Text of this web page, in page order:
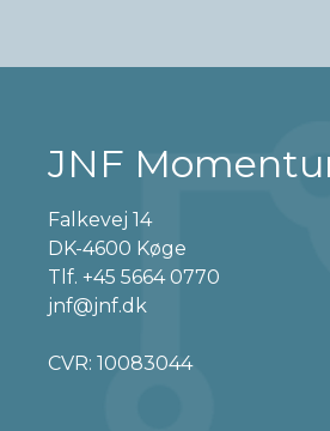
JNF
Falkevej 14
DK-4600 Køge
Tlf. +45 5664 0770
jnf@jnf.dk
CVR: 10083044